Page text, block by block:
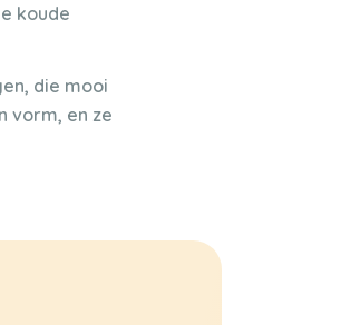
koude
die mooi
vorm, en ze